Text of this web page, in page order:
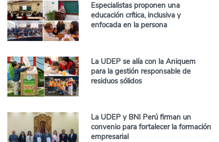
Especialistas proponen una
educación crítica, inclusiva y
enfocada en la persona
La UDEP se alía con la Aniquem
para la gestión responsable de
residuos sólidos
La UDEP y BNI Perú firman un
convenio para fortalecer la formación
empresarial